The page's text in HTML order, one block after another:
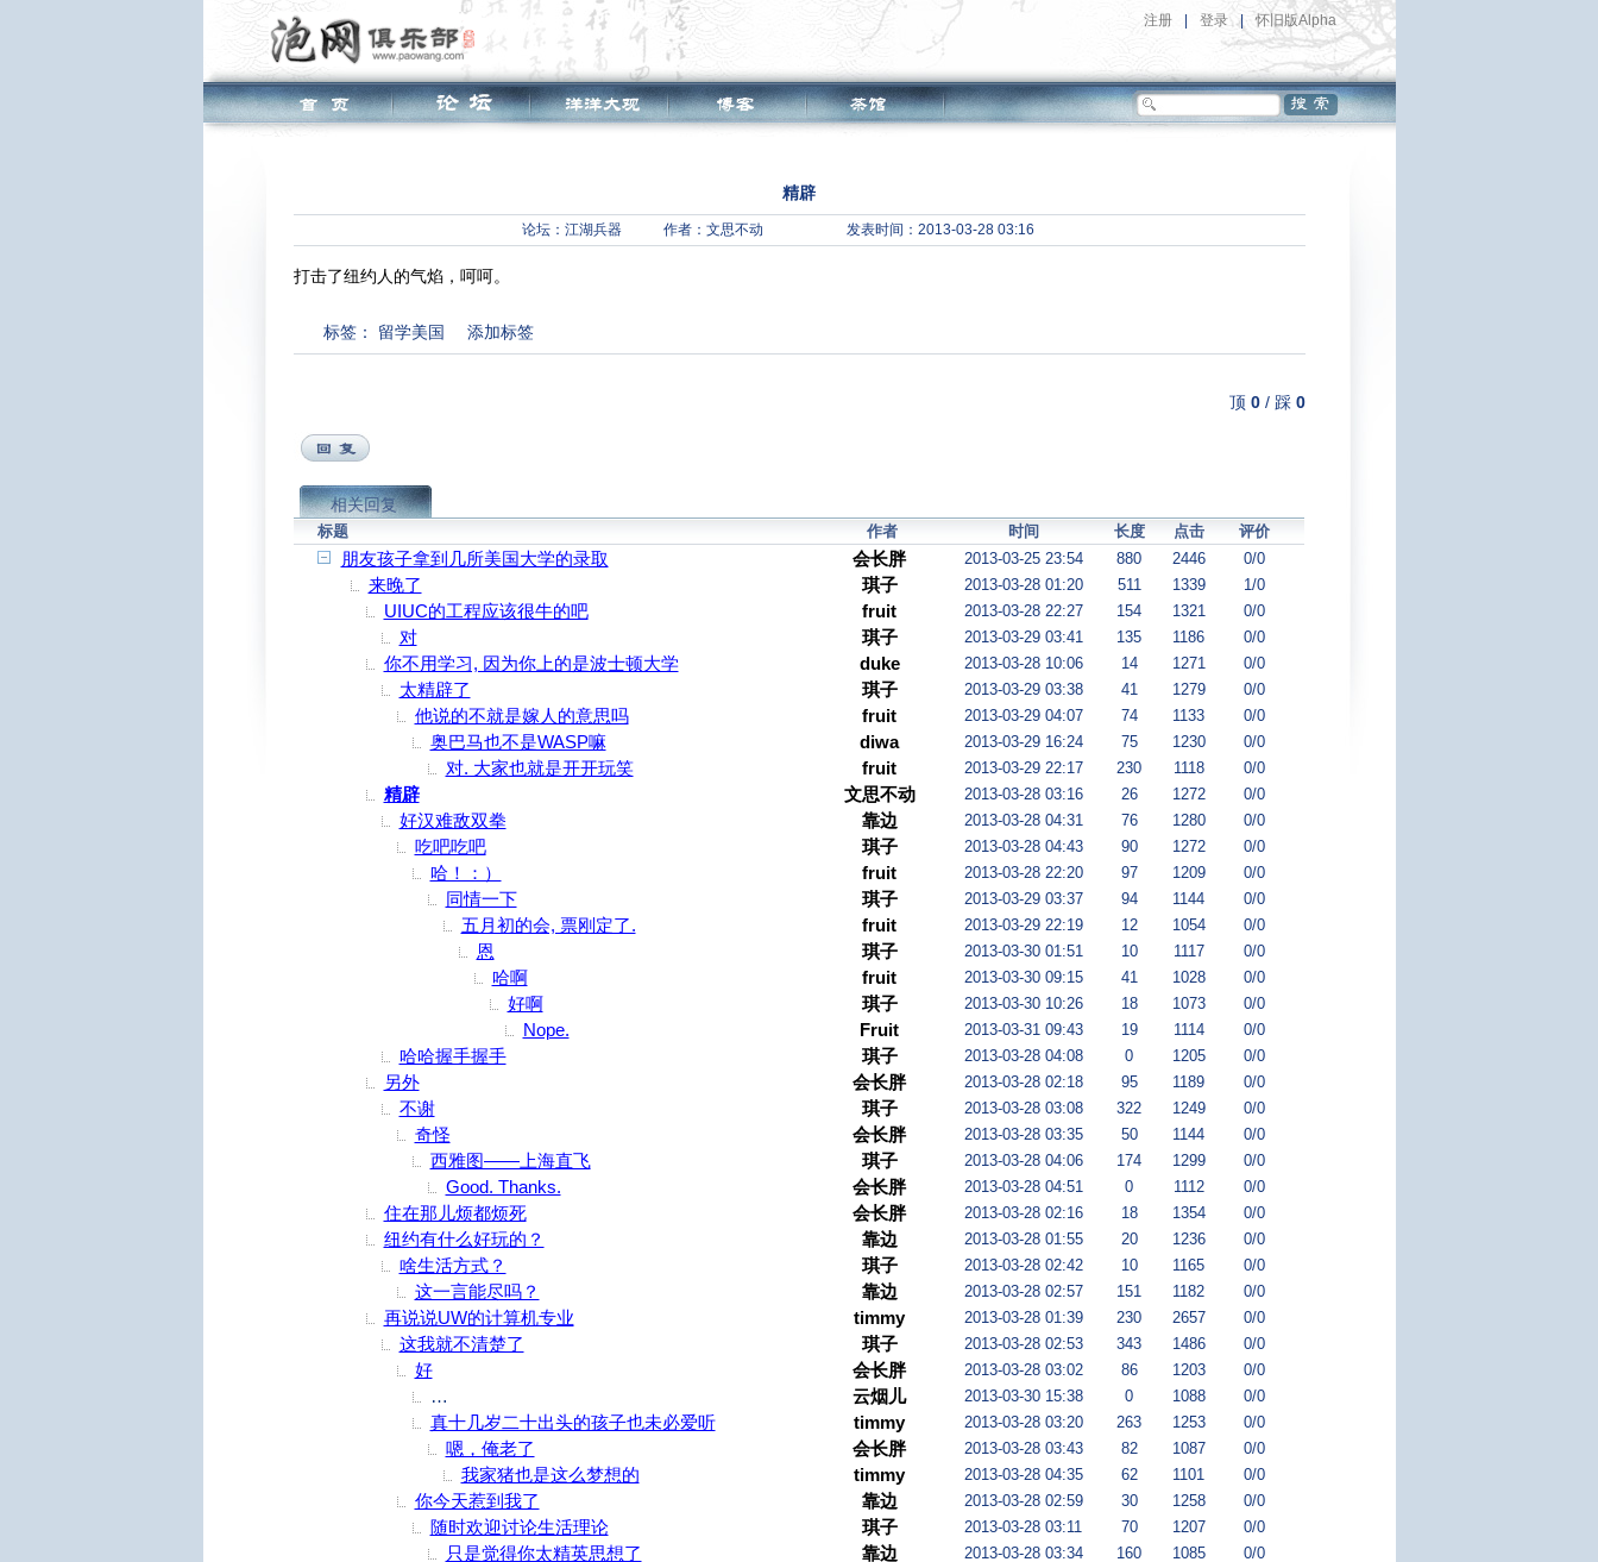
注册 登录 | 怀旧版Alpha
精辟
论坛： 江湖兵器 作者：文思不动 发表时间：2013-03-28 03:16
打击了纽约人的气焰，呵呵。
标签： 留学美国 添加标签
顶 0/ 踩 0
相关回复
标题 作者 时间 长度 点击 评价
朋友孩子拿到几所美国大学的录取 会长胖 2013-03-25 23:54 880 2446 0/0
来晚了 琪子 2013-03-28 01:20 511 1339 1/0
UIUC的工程应该很牛的吧 fruit 2013-03-28 22:27 154 1321 0/0
对 琪子 2013-03-29 03:41 135 1186 0/0
你不用学习, 因为你上的是波士顿大学 duke 2013-03-28 10:06 14 1271 0/0
太精辟了 琪子 2013-03-29 03:38 41 1279 0/0
他说的不就是嫁人的意思吗 fruit 2013-03-29 04:07 74 1133 0/0
奥巴马也不是WASP嘛 diwa 2013-03-29 16:24 75 1230 0/0
对. 大家也就是开开玩笑 fruit 2013-03-29 22:17 230 1118 0/0
精辟 文思不动 2013-03-28 03:16 26 1272 0/0
好汉难敌双拳 靠边 2013-03-28 04:31 76 1280 0/0
吃吧吃吧 琪子 2013-03-28 04:43 90 1272 0/0
哈！：） fruit 2013-03-28 22:20 97 1209 0/0
同情一下 琪子 2013-03-29 03:37 94 1144 0/0
五月初的会, 票刚定了. fruit 2013-03-29 22:19 12 1054 0/0
恩 琪子 2013-03-30 01:51 10 1117 0/0
哈啊 fruit 2013-03-30 09:15 41 1028 0/0
好啊 琪子 2013-03-30 10:26 18 1073 0/0
Nope. Fruit 2013-03-31 09:43 19 1114 0/0
哈哈握手握手 琪子 2013-03-28 04:08 0 1205 0/0
另外 会长胖 2013-03-28 02:18 95 1189 0/0
不谢 琪子 2013-03-28 03:08 322 1249 0/0
奇怪 会长胖 2013-03-28 03:35 50 1144 0/0
西雅图——上海直飞 琪子 2013-03-28 04:06 174 1299 0/0
Good. Thanks. 会长胖 2013-03-28 04:51 0 1112 0/0
住在那儿烦都烦死 会长胖 2013-03-28 02:16 18 1354 0/0
纽约有什么好玩的？ 靠边 2013-03-28 01:55 20 1236 0/0
啥生活方式？ 琪子 2013-03-28 02:42 10 1165 0/0
这一言能尽吗？ 靠边 2013-03-28 02:57 151 1182 0/0
再说说UW的计算机专业 timmy 2013-03-28 01:39 230 2657 0/0
这我就不清楚了 琪子 2013-03-28 02:53 343 1486 0/0
好 会长胖 2013-03-28 03:02 86 1203 0/0
如果时间能倒流我就给自己去留学，我女儿直接生美国哈哈！
云烟儿 2013-03-30 15:38 0 1088 0/0
真十几岁二十出头的孩子也未必爱听 timmy 2013-03-28 03:20 263 1253 0/0
嗯，俺老了 会长胖 2013-03-28 03:43 82 1087 0/0
我家猪也是这么梦想的 timmy 2013-03-28 04:35 62 1101 0/0
你今天惹到我了 靠边 2013-03-28 02:59 30 1258 0/0
随时欢迎讨论生活理论 琪子 2013-03-28 03:11 70 1207 0/0
只是觉得你太精英思想了 靠边 2013-03-28 03:34 160 1085 0/0